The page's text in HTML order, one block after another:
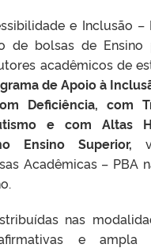
e Inclusão –
de bolsas de Ensino
acadêmicos de
de Apoio à
Deficiência, com
e com Altas
Ensino Superior,
Acadêmicas – PBA
nas
e ampla